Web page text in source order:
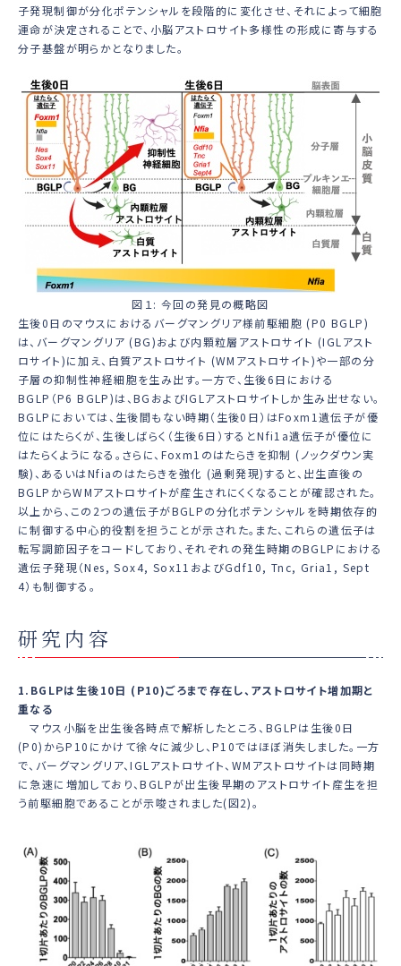
子発現制御が分化ポテンシャルを段階的に変化させ、それによって細胞
運命が決定されることで、小脳アストロサイト多様性の形成に寄与する
分子基盤が明らかとなりました。
図１: 今回の発見の概略図
生後0日のマウスにおけるバーグマングリア様前駆細胞 (P0 BGLP)
は、バーグマングリア (BG)および内顆粒層アストロサイト (IGLアスト
ロサイト)に加え、白質アストロサイト (WMアストロサイト)や一部の分
子層の抑制性神経細胞を生み出す。一方で、生後6日における
BGLP（P6 BGLP)は、BGおよびIGLアストロサイトしか生み出せない。
BGLPにおいては、生後間もない時期（生後0日）はFoxm1 遺伝子が優
位にはたらくが、生後しばらく（生後6日）するとNfi1a遺伝子が優位に
はたらくようになる。さらに、 Foxm1 のはたらきを抑制 (ノックダウン実
験)、あるいはNfiaのはたらきを強化 (過剰発現)すると、出生直後の
BGLPからWMアストロサイトが産生されにくくなることが確認された。
以上から、この2つの遺伝子がBGLPの分化ポテンシャルを時期依存的
に制御する中心的役割を担うことが示された。また、これらの遺伝子は
転写調節因子をコードしており、それぞれの発生時期のBGLPにおける
遺伝子発現（Nes, Sox4, Sox11 およびGdf10, Tnc, Gria1, Sept
4）も制御する。
研究内容
1.BGLPは生後10日 (P10)ごろまで存在し、アストロサイト増加期と
重なる
マウス小脳を出生後各時点で解析したところ、BGLPは生後0日
(P0)からP10にかけて徐々に減少し、P10ではほぼ消失しました。一方
で、バーグマングリア、IGLアストロサイト、WMアストロサイトは同時期
に急速に増加しており、BGLPが出生後早期のアストロサイト産生を担
う前駆細胞であることが示唆されました(図2)。